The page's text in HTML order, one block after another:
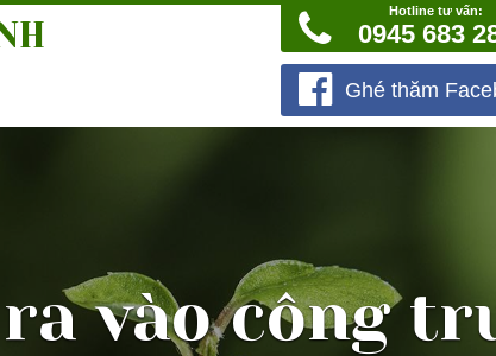
Hotline tư vấn:
0945 683
Ghé thăm
vào công